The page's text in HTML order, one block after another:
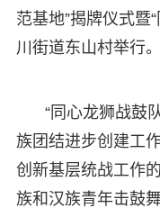
范基地”揭牌仪式暨
川街道东山村举行。
“同心龙狮战鼓
族团结进步创建工
创新基层统战工作
族和汉族青年击鼓